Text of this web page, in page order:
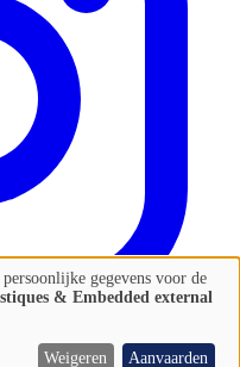
gegevens voor de
& Embedded external
Weigeren Aanvaarden